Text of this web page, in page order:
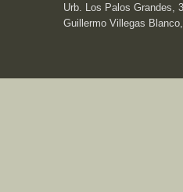
Urb. Los Palos Grandes,
Guillermo Villegas